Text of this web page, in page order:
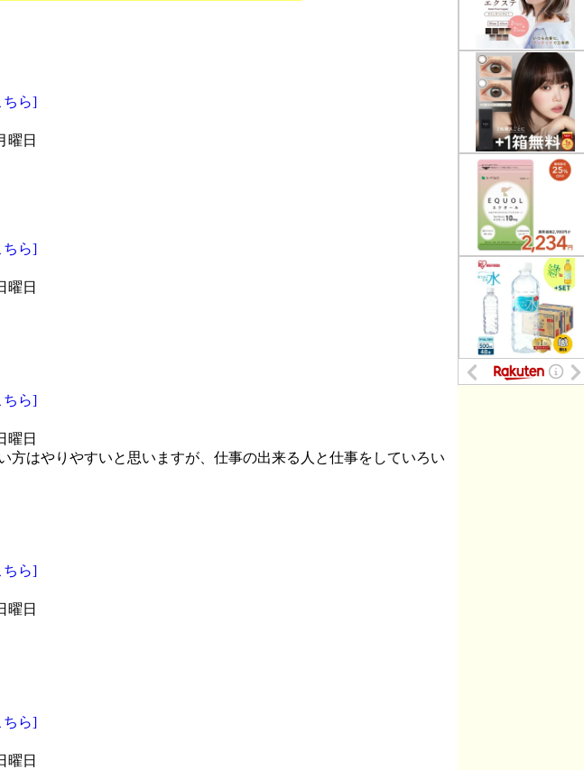
ちら]
曜日
ちら]
曜日
ちら]
曜日
はやりやすいと思いますが、仕事の出来る人と仕事をしていろい
ちら]
曜日
ちら]
曜日